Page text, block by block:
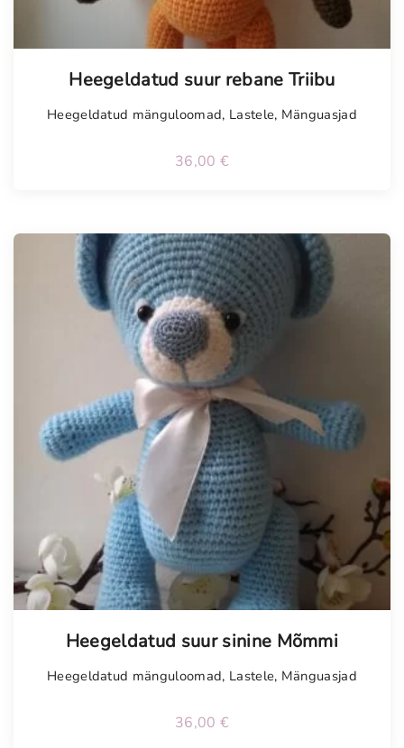
Heegeldatud suur rebane Triibu
Heegeldatud mänguloomad, Lastele, Mänguasjad
36,00 €
Heegeldatud suur sinine Mõmmi
Heegeldatud mänguloomad, Lastele, Mänguasjad
36,00 €